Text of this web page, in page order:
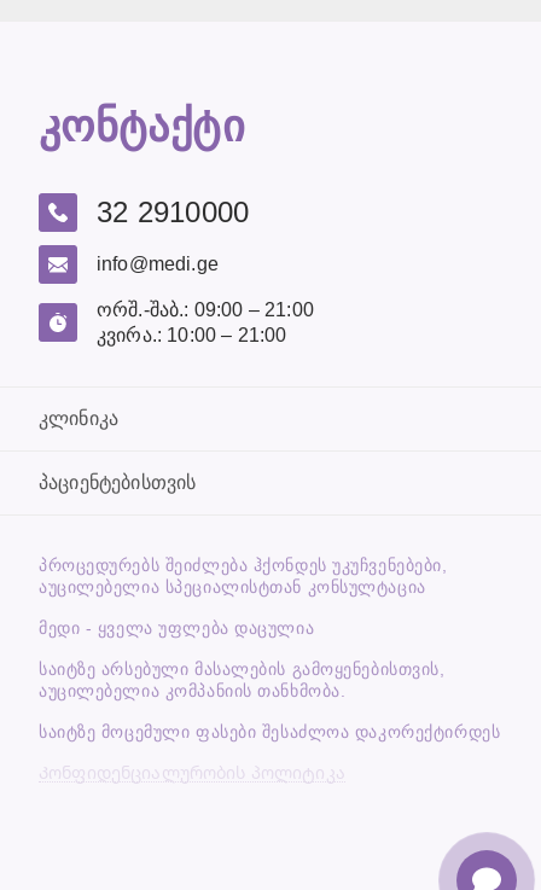
კონტაქტი
32 2910000
info@medi.ge
ორშ.-შაბ.: 09:00 – 21:00
კვირა.: 10:00 – 21:00
კლინიკა
პაციენტებისთვის
ᲞᲠᲝᲪᲔᲓᲣᲠᲔᲑᲡ ᲨᲔᲘᲫᲚᲔᲑᲐ ᲰᲥᲝᲜᲓᲔᲡ ᲣᲙᲣᲩᲕᲔᲜᲔᲑᲔᲑᲘ,
ᲐᲣᲪᲘᲚᲔᲑᲔᲚᲘᲐ ᲡᲞᲔᲪᲘᲐᲚᲘᲡᲢᲗᲐᲜ ᲙᲝᲜᲡᲣᲚᲢᲐᲪᲘᲐ
მედი - ყველა უფლება დაცულია
საიტზე არსებული მასალების გამოყენებისთვის,
აუცილებელია კომპანიის თანხმობა.
საიტზე მოცემული ფასები შესაძლოა დაკორექტირდეს
Კონფიდენციალურობის პოლიტიკა